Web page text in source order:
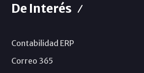
De Interés
Contabilidad ERP
Correo 365